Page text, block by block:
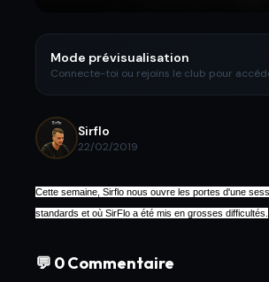
Mode prévisualisation
Connecte-toi ou rejoins le club pour
Sirflo
22/02/2019
Cette semaine, Sirflo nous ouvre les portes d'une
standards et où SirFlo a été mis en grosses difficultés.
💬 0 Commentaire